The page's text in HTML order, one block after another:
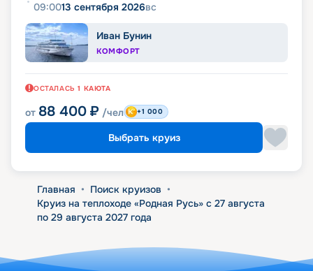
09:0013 сентября 2026вс
Иван Бунин
КОМФОРТ
ОСТАЛАСЬ 1 КАЮТА
от 88 400 ₽ /чел +1 000
Выбрать круиз
Главная • Поиск круизов •
Круиз на теплоходе «Родная Русь» с 27 августа
по 29 августа 2027 года